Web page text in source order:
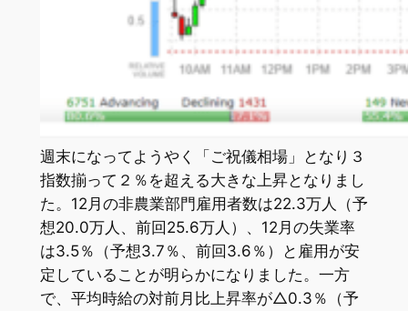
週末になってようやく「ご祝儀相場」となり３
指数揃って２％を超える大きな上昇となりまし
た。12月の非農業部門雇用者数は22.3万人（予
想20.0万人、前回25.6万人）、12月の失業率
は3.5％（予想3.7％、前回3.6％）と雇用が安
定していることが明らかになりました。一方
で、平均時給の対前月比上昇率が△0.3％（予